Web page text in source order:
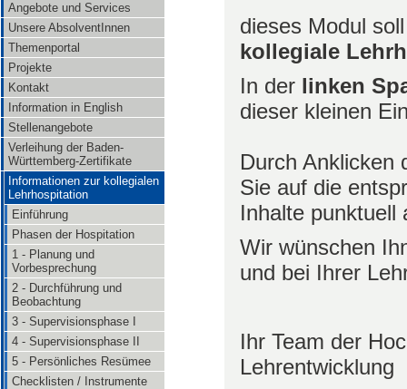
Angebote und Services
Unsere AbsolventInnen
Themenportal
Projekte
Kontakt
Information in English
Stellenangebote
Verleihung der Baden-
Württemberg-Zertifikate
Informationen zur kollegialen
Lehrhospitation
Einführung
Phasen der Hospitation
1 - Planung und
Vorbesprechung
2 - Durchführung und
Beobachtung
3 - Supervisionsphase I
4 - Supervisionsphase II
5 - Persönliches Resümee
Checklisten / Instrumente
dieses Modul
kollegiale
In der linken
dieser kleinen
Durch Anklicken
Sie auf die
Inhalte punktuell
Wir wünschen
und bei Ihrer
Ihr Team der
Lehrentwicklung